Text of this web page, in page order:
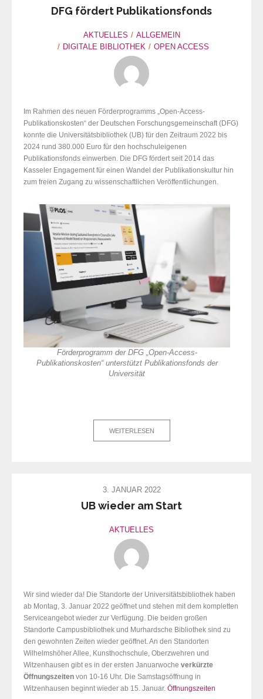
DFG fördert Publikationsfonds
AKTUELLES
ALLGEMEIN
DIGITALE BIBLIOTHEK
OPEN ACCESS
Im Rahmen des neuen Förderprogramms „Open-Access-
Publikationskosten“ der Deutschen Forschungsgemeinschaft (DFG)
konnte die Universitätsbibliothek (UB) für den Zeitraum 2022 bis
2024 rund 380.000 Euro für den hochschuleigenen
Publikationsfonds einwerben. Die DFG fördert seit 2014 das
Kasseler Engagement für einen Wandel der Publikationskultur hin
zum freien Zugang zu wissenschaftlichen Veröffentlichungen.
Förderprogramm der DFG „Open-Access-
Publikationskosten“ unterstützt Publikationsfonds der
Universität
WEITERLESEN
3. JANUAR 2022
UB wieder am Start
AKTUELLES
Wir sind wieder da! Die Standorte der Universitätsbibliothek haben
ab Montag, 3. Januar 2022 geöffnet und stehen mit dem kompletten
Serviceangebot wieder zur Verfügung. Die beiden großen
Standorte Campusbibliothek und Murhardsche Bibliothek sind zu
den gewohnten Zeiten wieder geöffnet. An den Standorten
Wilhelmshöher Allee, Kunsthochschule, Oberzwehren und
Witzenhausen gibt es in der ersten Januarwoche verkürzte
Öffnungszeiten von 10-16 Uhr. Die Samstagsöffnung in
Witzenhausen beginnt wieder ab 15. Januar. Öffnungszeiten